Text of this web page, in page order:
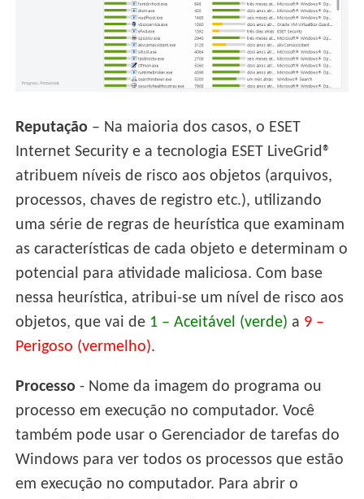
Reputação – Na maioria dos casos, o ESET
Internet Security e a tecnologia ESET LiveGrid®
atribuem níveis de risco aos objetos (arquivos,
processos, chaves de registro etc.), utilizando
uma série de regras de heurística que examinam
as características de cada objeto e determinam o
potencial para atividade maliciosa. Com base
nessa heurística, atribui-se um nível de risco aos
objetos, que vai de 1 – Aceitável (verde) a 9 –
Perigoso (vermelho).
Processo - Nome da imagem do programa ou
processo em execução no computador. Você
também pode usar o Gerenciador de tarefas do
Windows para ver todos os processos que estão
em execução no computador. Para abrir o